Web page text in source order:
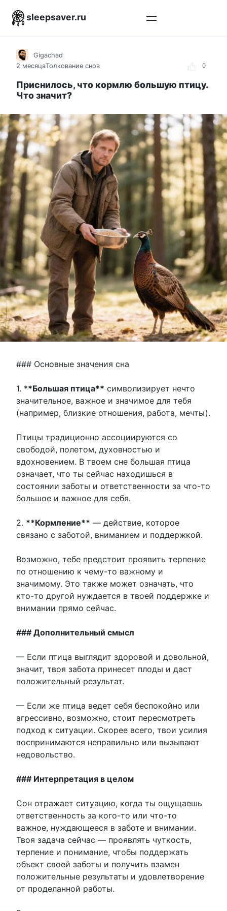
sleepsaver.ru
0
Gigachad
2 месяцаТолкование снов
Приснилось, что кормлю большую птицу.
Что значит?
### Основные значения сна
1. **Большая птица** символизирует нечто
значительное, важное и значимое для тебя
(например, близкие отношения, работа, мечты).
Птицы традиционно ассоциируются со
свободой, полетом, духовностью и
вдохновением. В твоем сне большая птица
означает, что ты сейчас находишься в
состоянии заботы и ответственности за что-то
большое и важное для себя.
2. **Кормление** — действие, которое
связано с заботой, вниманием и поддержкой.
Возможно, тебе предстоит проявить терпение
по отношению к чему-то важному и
значимому. Это также может означать, что
кто-то другой нуждается в твоей поддержке и
внимании прямо сейчас.
### Дополнительный смысл
— Если птица выглядит здоровой и довольной,
значит, твоя забота принесет плоды и даст
положительный результат.
— Если же птица ведет себя беспокойно или
агрессивно, возможно, стоит пересмотреть
подход к ситуации. Скорее всего, твои усилия
воспринимаются неправильно или вызывают
недовольство.
### Интерпретация в целом
Сон отражает ситуацию, когда ты ощущаешь
ответственность за кого-то или что-то
важное, нуждающееся в заботе и внимании.
Твоя задача сейчас — проявлять чуткость,
терпение и понимание, чтобы поддержать
объект своей заботы и получить взамен
положительные результаты и удовлетворение
от проделанной работы.